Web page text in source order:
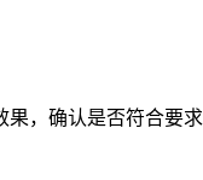
果，确认是否符合要求